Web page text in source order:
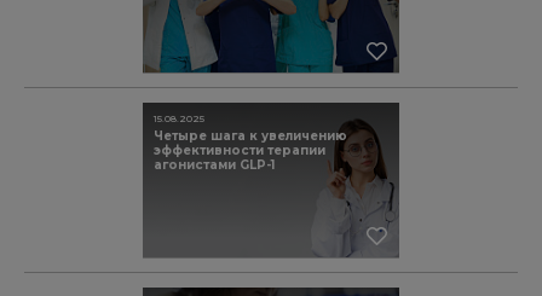
Четыре шага к увеличению
эффективности терапии
агонистами GLP-1
15.08.2025